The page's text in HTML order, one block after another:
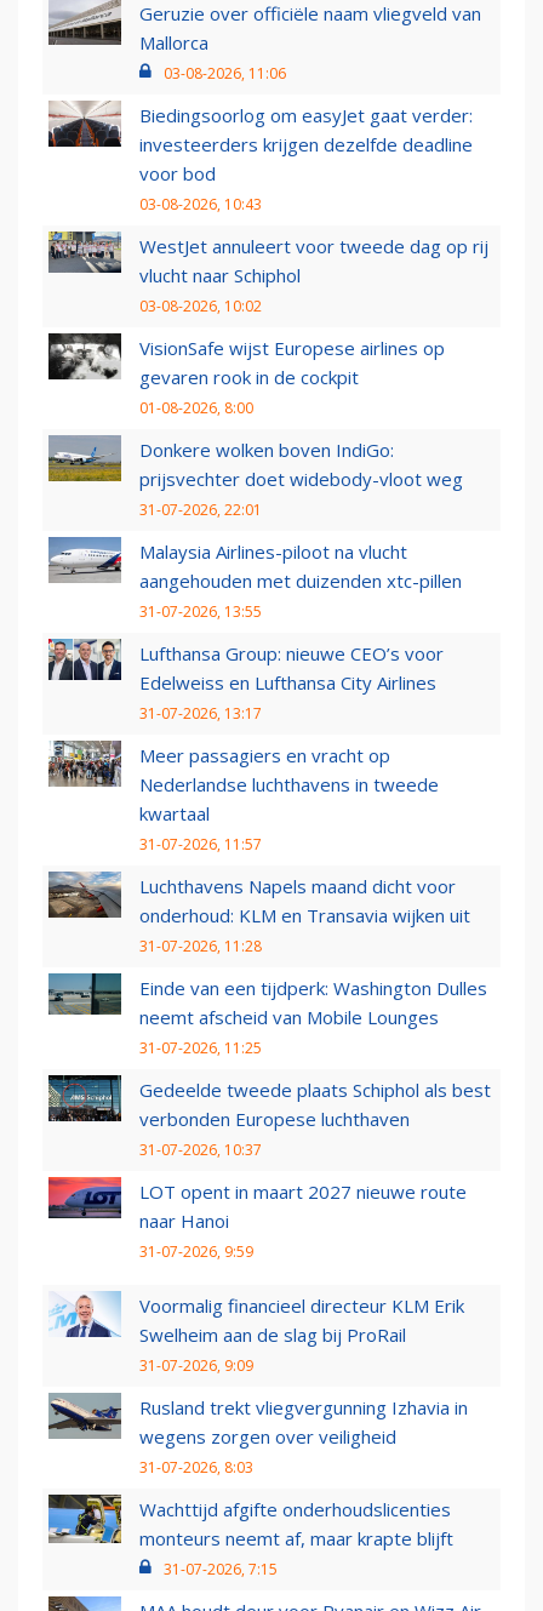
Geruzie over officiële naam vliegveld van
Mallorca
03-08-2026, 11:06
Biedingsoorlog om easyJet gaat verder:
investeerders krijgen dezelfde deadline
voor bod
03-08-2026, 10:43
WestJet annuleert voor tweede dag op rij
vlucht naar Schiphol
03-08-2026, 10:02
VisionSafe wijst Europese airlines op
gevaren rook in de cockpit
01-08-2026, 8:00
Donkere wolken boven IndiGo:
prijsvechter doet widebody-vloot weg
31-07-2026, 22:01
Malaysia Airlines-piloot na vlucht
aangehouden met duizenden xtc-pillen
31-07-2026, 13:55
Lufthansa Group: nieuwe CEO’s voor
Edelweiss en Lufthansa City Airlines
31-07-2026, 13:17
Meer passagiers en vracht op
Nederlandse luchthavens in tweede
kwartaal
31-07-2026, 11:57
Luchthavens Napels maand dicht voor
onderhoud: KLM en Transavia wijken uit
31-07-2026, 11:28
Einde van een tijdperk: Washington Dulles
neemt afscheid van Mobile Lounges
31-07-2026, 11:25
Gedeelde tweede plaats Schiphol als best
verbonden Europese luchthaven
31-07-2026, 10:37
LOT opent in maart 2027 nieuwe route
naar Hanoi
31-07-2026, 9:59
Voormalig financieel directeur KLM Erik
Swelheim aan de slag bij ProRail
31-07-2026, 9:09
Rusland trekt vliegvergunning Izhavia in
wegens zorgen over veiligheid
31-07-2026, 8:03
Wachttijd afgifte onderhoudslicenties
monteurs neemt af, maar krapte blijft
31-07-2026, 7:15